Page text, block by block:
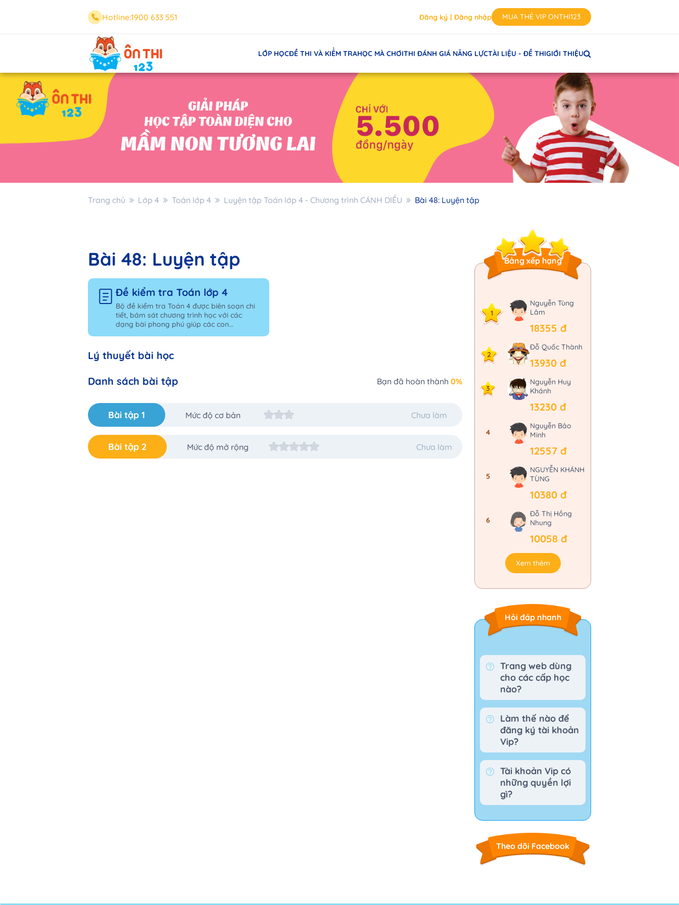
Hotline:1900 633 551 Đăng ký Đăng nhập MUA THẺ VIP ONTHI123
LỚP HỌCĐỀ THI VÀ KIỂM TRAHỌC MÀ CHƠITHI ĐÁNH GIÁ NĂNG LỰCTÀI LIỆU - ĐỀ THIGIỚI THIỆU
Trang chủ Lớp 4 Toán lớp 4 Luyện tập Toán lớp 4 - Chương trình CÁNH DIỀU Bài 48: Luyện tập
Bài 48: Luyện tập
Đề kiểm tra Toán lớp 4
Bộ đề kiểm tra Toán 4 được biên soạn chi
tiết, bám sát chương trình học với các
dạng bài phong phú giúp các con...
Lý thuyết bài học
Danh sách bài tập Bạn đã hoàn thành 0%
Bài tập 1 Mức độ cơ bản Chưa làm
Bài tập 2 Mức độ mở rộng Chưa làm
Bảng xếp hạng
1
Nguyễn Tùng
Lâm
18355 đ
2
Đỗ Quốc Thành
13930 đ
3
Nguyễn Huy
Khánh
13230 đ
4
Nguyễn Bảo
Minh
12557 đ
5
NGUYỄN KHÁNH
TÙNG
10380 đ
6
Đỗ Thị Hồng
Nhung
10058 đ
Xem thêm
Hỏi đáp nhanh
Trang web dùng
cho các cấp học
nào?
Làm thế nào để
đăng ký tài khoản
Vip?
Tài khoản Vip có
những quyền lợi
gì?
Theo dõi Facebook